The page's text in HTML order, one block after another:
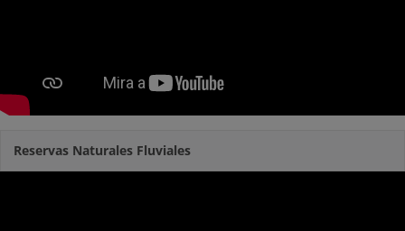
Reservas Naturales Fluviales